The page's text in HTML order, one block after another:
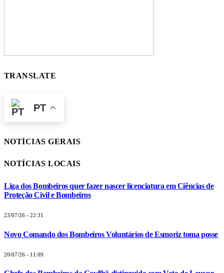
TRANSLATE
PT
NOTÍCIAS GERAIS
NOTÍCIAS LOCAIS
Liga dos Bombeiros quer fazer nascer licenciatura em Ciências de
Proteção Civil e Bombeiros
23/07/26 - 22:31
Novo Comando dos Bombeiros Voluntários de Esmoriz toma posse
20/07/26 - 11:09